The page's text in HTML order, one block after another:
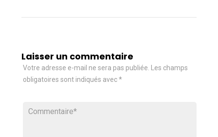
Laisser un commentaire
Votre adresse e-mail ne sera pas publiée.
Les champs
obligatoires sont indiqués avec*